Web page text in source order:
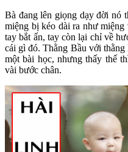
Bà đang lên giọng dạy đời nó
miệng bị kéo dài ra như
tay bắt ấn, tay còn lại chỉ về
cái gì đó. Thằng Bầu với
một bài học, nhưng thấy thế
vài bước chân.